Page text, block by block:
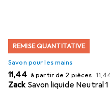
REMISE QUANTITATIVE
Savon pour les mains
EUR
11,44 à partir de 2 pièces EUR
Zack Savon liquide Neutral 1